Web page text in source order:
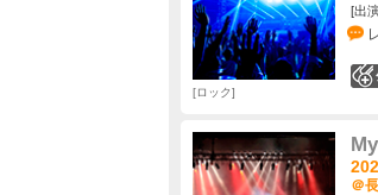
[出
ロック
＠